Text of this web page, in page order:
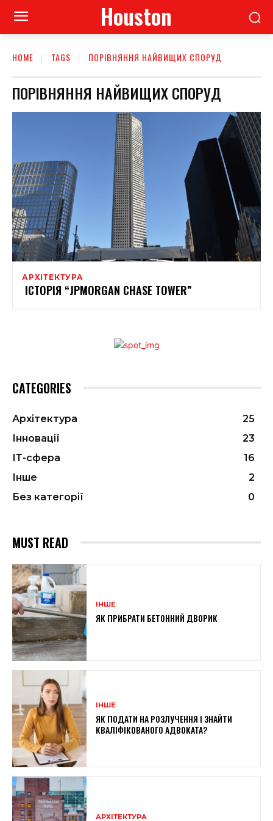
Houston
HOME TAGS ПОРІВНЯННЯ НАЙВИЩИХ СПОРУД
ПОРІВНЯННЯ НАЙВИЩИХ СПОРУД
АРХІТЕКТУРА
ІСТОРІЯ “JPMORGAN CHASE TOWER”
CATEGORIES
Архітектура
25
Інновації
23
ІТ-сфера
16
Інше
2
Без категорії
0
MUST READ
ІНШЕ
ЯК ПРИБРАТИ БЕТОННИЙ ДВОРИК
ІНШЕ
ЯК ПОДАТИ НА РОЗЛУЧЕННЯ І ЗНАЙТИ
КВАЛІФІКОВАНОГО АДВОКАТА?
АРХІТЕКТУРА